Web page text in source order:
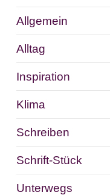
Allgemein
Alltag
Inspiration
Klima
Schreiben
Schrift-Stück
Unterwegs